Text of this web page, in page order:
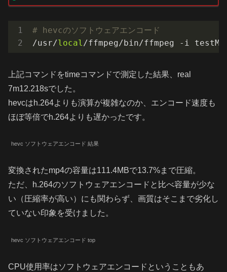
# hevcのソフトウェアエンコード
/usr/local/ffmpeg/bin/ffmpeg -i
上記コマンドをtimeコマンドで測定した結果、real
7m12.218sでした。
hevcはh.264よりも演算が複雑なのか、エンコード速度も
ほぼ等倍でh.264よりも遅かったです。
hevc ソフトウェアエンコード 結果
変換されたmp4の容量は111.4MBで13.7%まで圧縮。
ただ、h.264のソフトウェアエンコードと比べ容量が少な
い（圧縮率が高い）にも関わらず、画質はそこまで劣化し
ていない印象を受けました。
hevc ソフトウェアエンコード top
CPU使用率はソフトウェアエンコードということもあ